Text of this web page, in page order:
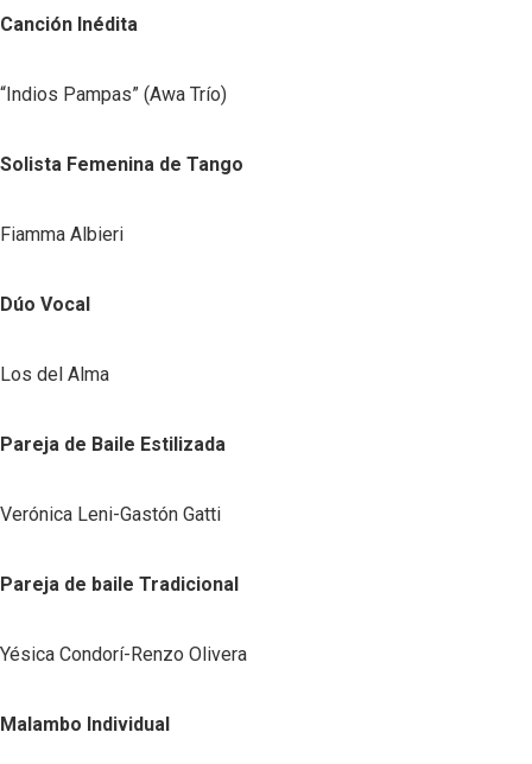
Canción Inédita
“Indios Pampas” (Awa Trío)
Solista Femenina de Tango
Fiamma Albieri
Dúo Vocal
Los del Alma
Pareja de Baile Estilizada
Verónica Leni-Gastón Gatti
Pareja de baile Tradicional
Yésica Condorí-Renzo Olivera
Malambo Individual